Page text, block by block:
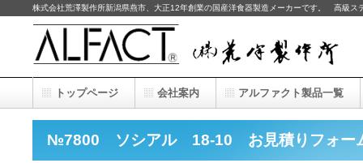
株式会社荒澤製作所新潟県燕市、大正12年創業の国産洋食器製造メーカーです。 高級ス
№7800 ソシアル 18-10 お見積りフォー
トップページ 会社案内 アルファクト製品一覧